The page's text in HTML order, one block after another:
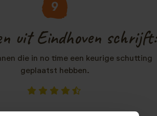
9
uit Eindhoven schrijft:
die in no time een keurige schutting
geplaatst hebben.